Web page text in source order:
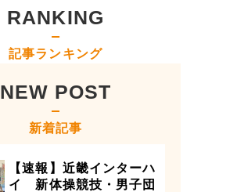
RANKING
記事ランキング
NEW POST
新着記事
【速報】近畿インターハ
イ 新体操競技・男子団